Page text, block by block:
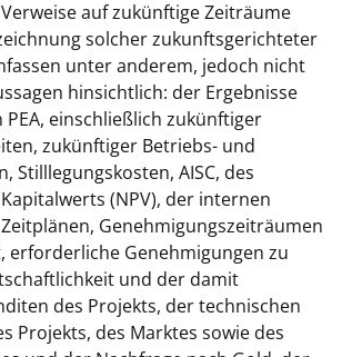
auf zukünftige Zeiträume
solcher zukunftsgerichteter
unter anderem, jedoch nicht
hinsichtlich: der Ergebnisse
einschließlich zukünftiger
zukünftiger Betriebs- und
Stilllegungskosten, AISC, des
(NPV), der internen
Zeitplänen, Genehmigungszeiträumen
erforderliche Genehmigungen zu
und der damit
des Projekts, der technischen
Projekts, des Marktes sowie des